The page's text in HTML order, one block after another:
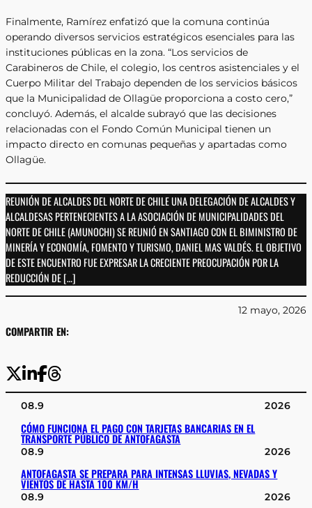
Finalmente, Ramírez enfatizó que la comuna continúa
operando diversos servicios estratégicos esenciales para las
instituciones públicas en la zona. “Los servicios de
Carabineros de Chile, el colegio, los centros asistenciales y el
Cuerpo Militar del Trabajo dependen de los servicios básicos
que la Municipalidad de Ollagüe proporciona a costo cero,”
concluyó. Además, el alcalde subrayó que las decisiones
relacionadas con el Fondo Común Municipal tienen un
impacto directo en comunas pequeñas y apartadas como
Ollagüe.
REUNIÓN DE ALCALDES DEL NORTE DE CHILE UNA DELEGACIÓN DE ALCALDES Y
ALCALDESAS PERTENECIENTES A LA ASOCIACIÓN DE MUNICIPALIDADES DEL
NORTE DE CHILE (AMUNOCHI) SE REUNIÓ EN SANTIAGO CON EL BIMINISTRO DE
MINERÍA Y ECONOMÍA, FOMENTO Y TURISMO, DANIEL MAS VALDÉS. EL OBJETIVO
DE ESTE ENCUENTRO FUE EXPRESAR LA CRECIENTE PREOCUPACIÓN POR LA
REDUCCIÓN DE […]
COMPARTIR EN:
12 mayo, 2026
08.9 2026
CÓMO FUNCIONA EL PAGO CON TARJETAS BANCARIAS EN EL
TRANSPORTE PÚBLICO DE ANTOFAGASTA
08.9 2026
ANTOFAGASTA SE PREPARA PARA INTENSAS LLUVIAS, NEVADAS Y
VIENTOS DE HASTA 100 KM/H
08.9 2026